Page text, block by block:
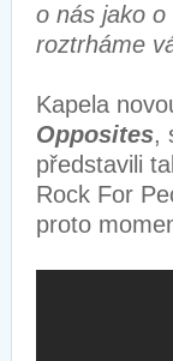
o nás jako
roztrháme
Kapela
Opposites,
představili
Rock For
proto